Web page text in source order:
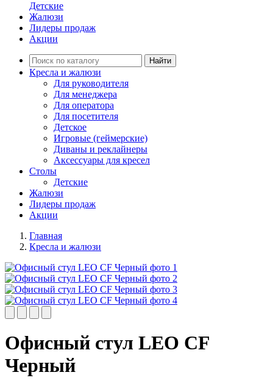
Детские
Жалюзи
Лидеры продаж
Акции
Найти
Кресла и жалюзи
Для руководителя
Для менеджера
Для оператора
Для посетителя
Детское
Игровые (геймерские)
Диваны и реклайнеры
Аксессуары для кресел
Столы
Детские
Жалюзи
Лидеры продаж
Акции
Главная
Кресла и жалюзи
Офисный стул LEO CF
Черный